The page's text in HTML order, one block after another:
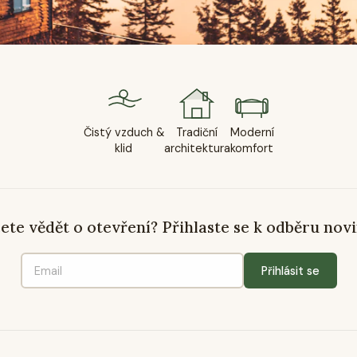
Čistý vzduch &
klid
Tradiční
architektura
Moderní
komfort
vědět o otevření? Přihlaste se k odběru
Přihlásit se